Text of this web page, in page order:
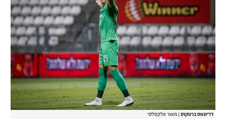
דז'יוגאס ברטקוס מאור אלקסלסי